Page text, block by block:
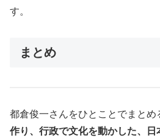
す。
まとめ
都倉俊一さんをひとことでまとめ
作り、行政で文化を動かした、日